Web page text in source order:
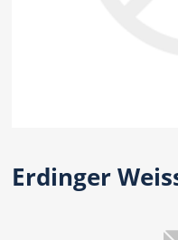
Erdinger